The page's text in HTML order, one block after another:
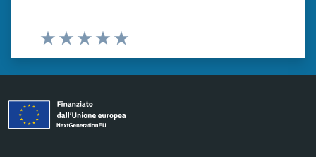
Valuta 5 stelle su 5
Valuta 4 stelle su 5
Valuta 3 stelle su 5
Valuta 2 stelle su 5
Valuta 1 stelle su 5